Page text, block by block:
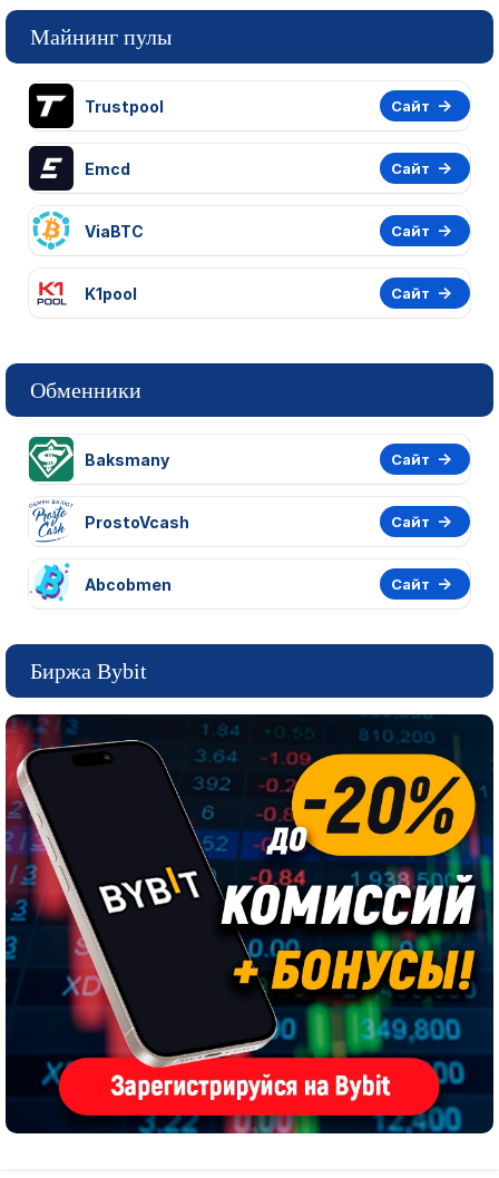
Майнинг пулы
Trustpool Сайт
Emcd Сайт
ViaBTC Сайт
K1pool Сайт
Обменники
Baksmany Сайт
ProstoVcash Сайт
Abcobmen Сайт
Биржа Bybit